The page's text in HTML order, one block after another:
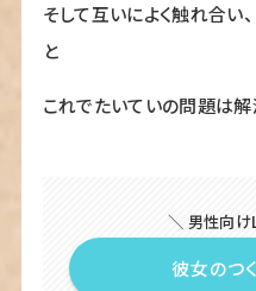
そして互いによく触れ合い
と
これでたいていの問題は解
＼ 男性向け
彼女のつ